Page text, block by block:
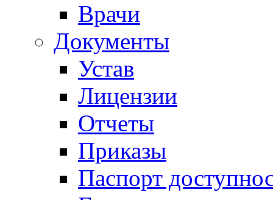
Врачи
Документы
Устав
Лицензии
Отчеты
Приказы
Паспорт